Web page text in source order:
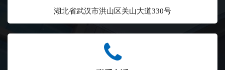
湖北省武汉市洪山区关山大道330号